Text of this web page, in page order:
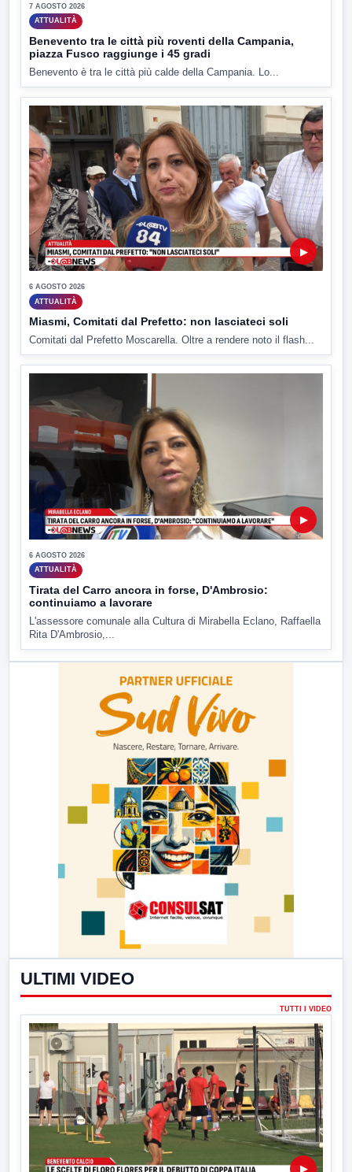
7 AGOSTO 2026
ATTUALITÀ
Benevento tra le città più roventi della Campania,
piazza Fusco raggiunge i 45 gradi
Benevento è tra le città più calde della Campania. Lo...
▶
6 AGOSTO 2026
ATTUALITÀ
Miasmi, Comitati dal Prefetto: non lasciateci soli
Comitati dal Prefetto Moscarella. Oltre a rendere noto il flash...
▶
6 AGOSTO 2026
ATTUALITÀ
Tirata del Carro ancora in forse, D'Ambrosio:
continuiamo a lavorare
L'assessore comunale alla Cultura di Mirabella Eclano, Raffaella
Rita D'Ambrosio,...
ULTIMI VIDEO
TUTTI I VIDEO
▶